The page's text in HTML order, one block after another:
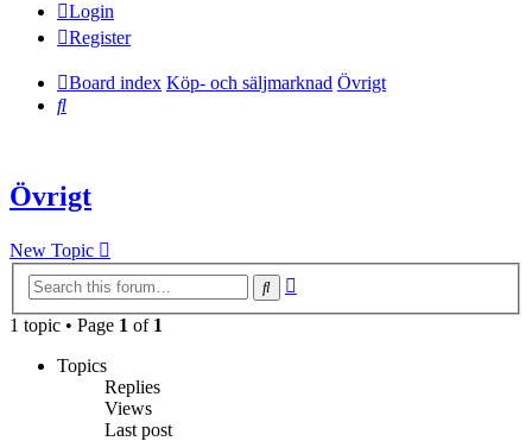
Login
Register
Board index Köp- och säljmarknad Övrigt
Search
Övrigt
New Topic
Search
1 topic • Page 1 of 1
Topics
Replies
Views
Last post